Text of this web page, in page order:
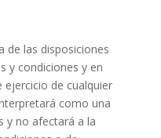
de las disposiciones
y condiciones y en
ejercicio de cualquier
como una
y no afectará a la